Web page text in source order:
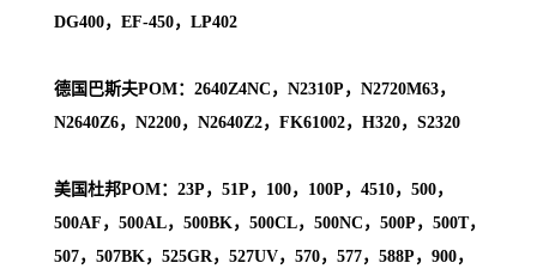
DG400，EF-450，LP402
德国巴斯夫POM：2640Z4NC，N2310P，N2720M63，
N2640Z6，N2200，N2640Z2，FK61002，H320，S2320
美国杜邦POM：23P，51P，100，100P，4510，500，
500AF，500AL，500BK，500CL，500NC，500P，500T，
507，507BK，525GR，527UV，570，577，588P，900，